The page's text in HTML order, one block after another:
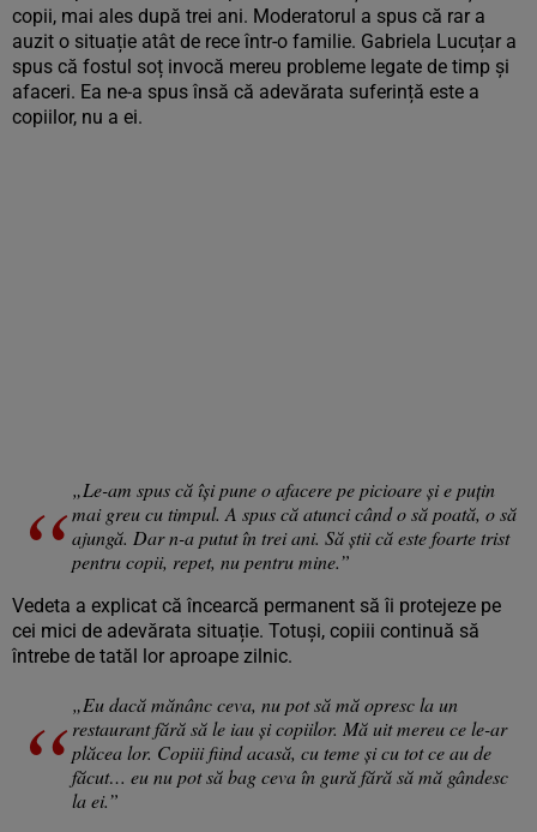
copii, mai ales după trei ani. Moderatorul a spus că rar a
auzit o situație atât de rece într-o familie. Gabriela Lucuțar a
spus că fostul soț invocă mereu probleme legate de timp și
afaceri. Ea ne-a spus însă că adevărata suferință este a
copiilor, nu a ei.
„Le-am spus că își pune o afacere pe picioare și e puțin
mai greu cu timpul. A spus că atunci când o să poată, o să
ajungă. Dar n-a putut în trei ani. Să știi că este foarte trist
pentru copii, repet, nu pentru mine.”
Vedeta a explicat că încearcă permanent să îi protejeze pe
cei mici de adevărata situație. Totuși, copiii continuă să
întrebe de tatăl lor aproape zilnic.
„Eu dacă mănânc ceva, nu pot să mă opresc la un
restaurant fără să le iau și copiilor. Mă uit mereu ce le-ar
plăcea lor. Copiii fiind acasă, cu teme și cu tot ce au de
făcut… eu nu pot să bag ceva în gură fără să mă gândesc
la ei.”